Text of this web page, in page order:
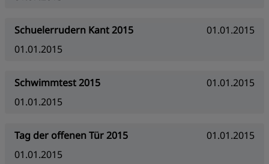
Schuelerrudern Kant 2015
01.01.2015
01.01.2015
Schwimmtest 2015
01.01.2015
01.01.2015
Tag der offenen Tür 2015
01.01.2015
01.01.2015